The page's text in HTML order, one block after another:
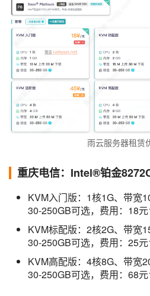
雨云服务器租赁
重庆电信：Intel®铂金
KVM入门版：1核1G、带宽
30-250GB可选，费用：18元
KVM标配版：2核2G、带宽
30-250GB可选，费用：25元
KVM高配版：4核8G、带宽
30-250GB可选，费用：68元